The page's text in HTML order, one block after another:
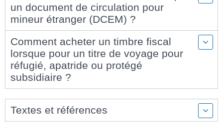
un document de circulation pour
mineur étranger (DCEM) ?
Comment acheter un timbre fiscal
lorsque pour un titre de voyage pour
réfugié, apatride ou protégé
subsidiaire ?
Textes et références